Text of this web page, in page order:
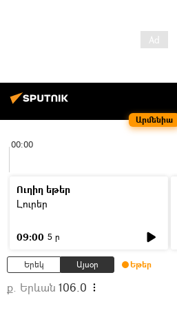
Արմենիա
00:00
Ուղիղ եթեր
Լուրեր
09:00 5 ր
Երեկ Այսօր Եթեր
ք. Երևան 106.0